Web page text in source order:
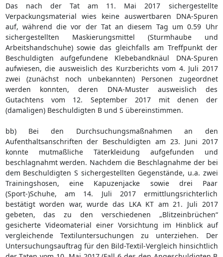
Das nach der Tat am 11. Mai 2017 sichergestellte
Verpackungsmaterial wies keine auswertbaren DNA-Spuren
auf, während die vor der Tat an diesem Tag um 0.59 Uhr
sichergestellten Maskierungsmittel (Sturmhaube und
Arbeitshandschuhe) sowie das gleichfalls am Treffpunkt der
Beschuldigten aufgefundene Klebebandknäul DNA-Spuren
aufwiesen, die ausweislich des Kurzberichts vom 4. Juli 2017
zwei (zunächst noch unbekannten) Personen zugeordnet
werden konnten, deren DNA-Muster ausweislich des
Gutachtens vom 12. September 2017 mit denen der
(damaligen) Beschuldigten B und S übereinstimmen.
bb) Bei den Durchsuchungsmaßnahmen an den
Aufenthaltsanschriften der Beschuldigten am 23. Juni 2017
konnte mutmaßliche Täterkleidung aufgefunden und
beschlagnahmt werden. Nachdem die Beschlagnahme der bei
dem Beschuldigten S sichergestellten Gegenstände, u.a. zwei
Trainingshosen, eine Kapuzenjacke sowie drei Paar
(Sport-)Schuhe, am 14. Juli 2017 ermittlungsrichterlich
bestätigt worden war, wurde das LKA KT am 21. Juli 2017
gebeten, das zu den verschiedenen „Blitzeinbrüchen“
gesicherte Videomaterial einer Vorsichtung im Hinblick auf
vergleichende Textiluntersuchungen zu unterziehen. Der
Untersuchungsauftrag für den Bild-Textil-Vergleich hinsichtlich